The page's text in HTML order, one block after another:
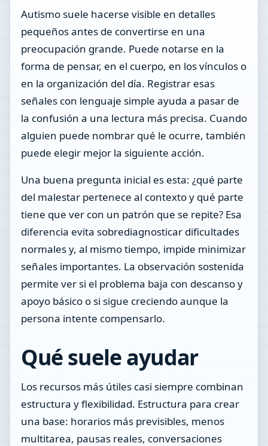
Autismo suele hacerse visible en detalles
pequeños antes de convertirse en una
preocupación grande. Puede notarse en la
forma de pensar, en el cuerpo, en los vínculos o
en la organización del día. Registrar esas
señales con lenguaje simple ayuda a pasar de
la confusión a una lectura más precisa. Cuando
alguien puede nombrar qué le ocurre, también
puede elegir mejor la siguiente acción.
Una buena pregunta inicial es esta: ¿qué parte
del malestar pertenece al contexto y qué parte
tiene que ver con un patrón que se repite? Esa
diferencia evita sobrediagnosticar dificultades
normales y, al mismo tiempo, impide minimizar
señales importantes. La observación sostenida
permite ver si el problema baja con descanso y
apoyo básico o si sigue creciendo aunque la
persona intente compensarlo.
Qué suele ayudar
Los recursos más útiles casi siempre combinan
estructura y flexibilidad. Estructura para crear
una base: horarios más previsibles, menos
multitarea, pausas reales, conversaciones